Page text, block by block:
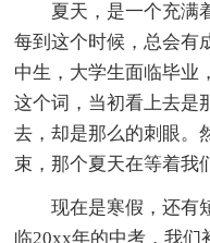
夏天，是一个充满
每到这个时候，总会有
中生，大学生面临毕业
这个词，当初看上去是
去，却是那么的刺眼。
束，那个夏天在等着我
现在是寒假，还有
临20xx年的中考，我们